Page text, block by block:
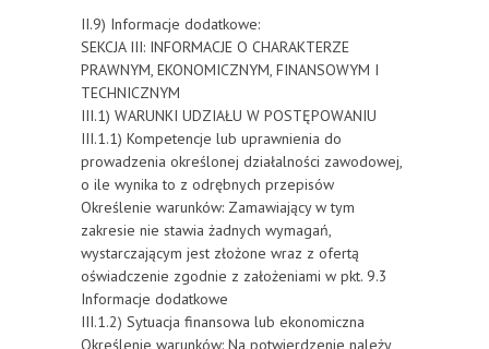
II.9) Informacje dodatkowe:
SEKCJA III: INFORMACJE O CHARAKTERZE
PRAWNYM, EKONOMICZNYM, FINANSOWYM I
TECHNICZNYM
III.1) WARUNKI UDZIAŁU W POSTĘPOWANIU
III.1.1) Kompetencje lub uprawnienia do
prowadzenia określonej działalności zawodowej,
o ile wynika to z odrębnych przepisów
Określenie warunków: Zamawiający w tym
zakresie nie stawia żadnych wymagań,
wystarczającym jest złożone wraz z ofertą
oświadczenie zgodnie z założeniami w pkt. 9.3
Informacje dodatkowe
III.1.2) Sytuacja finansowa lub ekonomiczna
Określenie warunków: Na potwierdzenie należy